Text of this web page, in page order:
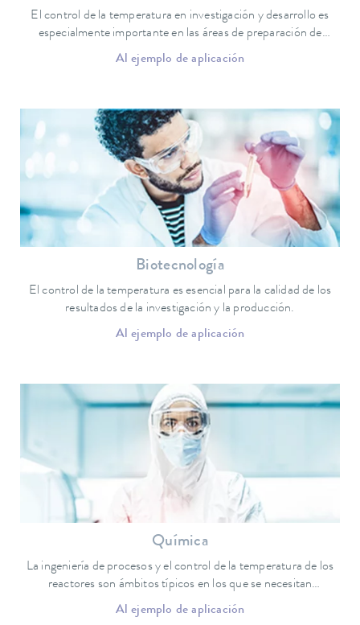
El control de la temperatura en investigación y desarrollo es
especialmente importante en las áreas de preparación de
muestras y garantía de calidad.
Al ejemplo de aplicación
Biotecnología
El control de la temperatura es esencial para la calidad de los
resultados de la investigación y la producción.
Al ejemplo de aplicación
Química
La ingeniería de procesos y el control de la temperatura de los
reactores son ámbitos típicos en los que se necesitan
termostatos.
Al ejemplo de aplicación